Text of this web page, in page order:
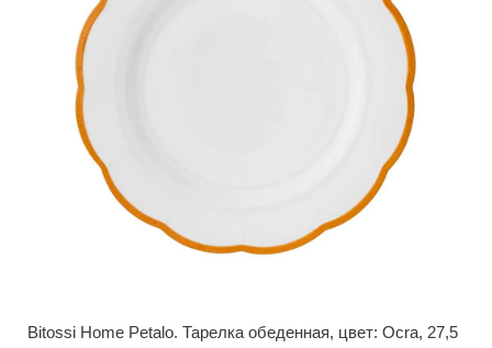
Bitossi Home Petalo. Тарелка обеденная, цвет: Ocra, 27,5